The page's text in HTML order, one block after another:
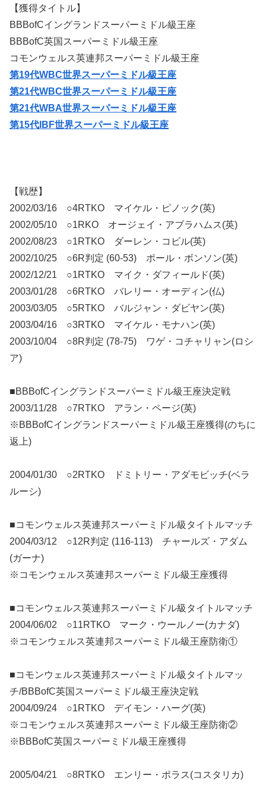
【獲得タイトル】
BBBofCイングランドスーパーミドル級王座
BBBofC英国スーパーミドル級王座
コモンウェルス英連邦スーパーミドル級王座
第19代WBC世界スーパーミドル級王座
第21代WBC世界スーパーミドル級王座
第21代WBA世界スーパーミドル級王座
第15代IBF世界スーパーミドル級王座
【戦歴】
2002/03/16 ○4RTKO マイケル・ピノック(英)
2002/05/10 ○1RKO オージェイ・アブラハムス(英)
2002/08/23 ○1RTKO ダーレン・コビル(英)
2002/10/25 ○6R判定 (60-53) ポール・ボンソン(英)
2002/12/21 ○1RTKO マイク・ダフィールド(英)
2003/01/28 ○6RTKO バレリー・オーディン(仏)
2003/03/05 ○5RTKO バルジャン・ダビヤン(英)
2003/04/16 ○3RTKO マイケル・モナハン(英)
2003/10/04 ○8R判定 (78-75) ワゲ・コチャリャン(ロシ
ア)
■BBBofCイングランドスーパーミドル級王座決定戦
2003/11/28 ○7RTKO アラン・ページ(英)
※BBBofCイングランドスーパーミドル級王座獲得(のちに
返上)
2004/01/30 ○2RTKO ドミトリー・アダモビッチ(ベラ
ルーシ)
■コモンウェルス英連邦スーパーミドル級タイトルマッチ
2004/03/12 ○12R判定 (116-113) チャールズ・アダム
(ガーナ)
※コモンウェルス英連邦スーパーミドル級王座獲得
■コモンウェルス英連邦スーパーミドル級タイトルマッチ
2004/06/02 ○11RTKO マーク・ウールノー(カナダ)
※コモンウェルス英連邦スーパーミドル級王座防衛①
■コモンウェルス英連邦スーパーミドル級タイトルマッ
チ/BBBofC英国スーパーミドル級王座決定戦
2004/09/24 ○1RTKO デイモン・ハーグ(英)
※コモンウェルス英連邦スーパーミドル級王座防衛②
※BBBofC英国スーパーミドル級王座獲得
2005/04/21 ○8RTKO エンリー・ポラス(コスタリカ)